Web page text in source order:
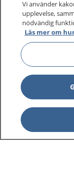
1177 ger dig
Om 1177
Kontakt
Vi använder
upplevelse,
nödvändig
Läs mer om